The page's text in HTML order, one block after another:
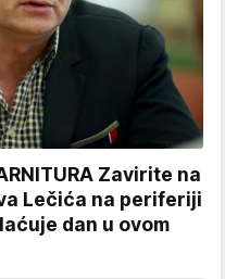
Zavirite na
Lečića na periferiji
dan u ovom